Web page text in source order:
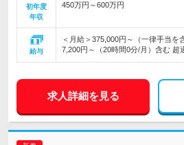
初年度
年収
450万円～600万円
給与
＜月給＞375,000円～（一律手当を
7,200円～（20時間0分/月）含む 超
求人詳細を見る